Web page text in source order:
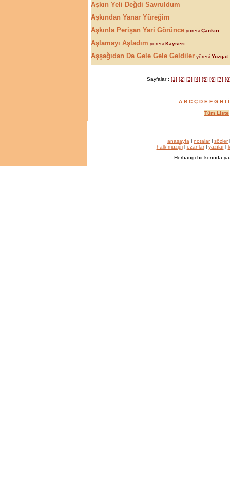
Aşkın Yeli Değdi Savruldum
Aşkından Yanar Yüreğim
Aşkınla Perişan Yari Görünce yöresi:Çankırı
Aşlamayı Aşladım yöresi:Kayseri
Aşşağıdan Da Gele Gele Geldiler yöresi:Yozgat
Sayfalar : [1] [2] [3] [4] [5] [6] [7]
A B C Ç D E F G H I İ
Tüm Liste
anasayfa l notalarl sözler
halk müziğil ozanlarl yazılarl
Herhangi bir konuda